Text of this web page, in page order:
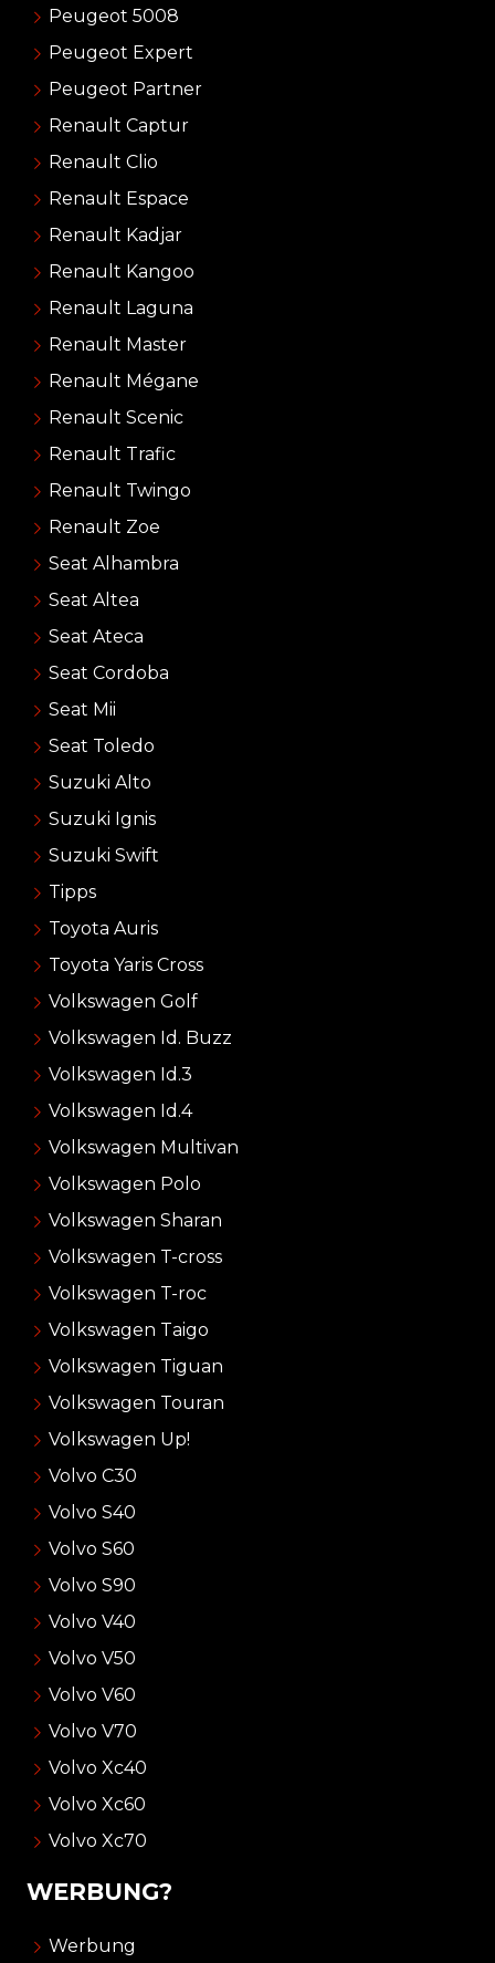
Peugeot 5008
Peugeot Expert
Peugeot Partner
Renault Captur
Renault Clio
Renault Espace
Renault Kadjar
Renault Kangoo
Renault Laguna
Renault Master
Renault Mégane
Renault Scenic
Renault Trafic
Renault Twingo
Renault Zoe
Seat Alhambra
Seat Altea
Seat Ateca
Seat Cordoba
Seat Mii
Seat Toledo
Suzuki Alto
Suzuki Ignis
Suzuki Swift
Tipps
Toyota Auris
Toyota Yaris Cross
Volkswagen Golf
Volkswagen Id. Buzz
Volkswagen Id.3
Volkswagen Id.4
Volkswagen Multivan
Volkswagen Polo
Volkswagen Sharan
Volkswagen T-cross
Volkswagen T-roc
Volkswagen Taigo
Volkswagen Tiguan
Volkswagen Touran
Volkswagen Up!
Volvo C30
Volvo S40
Volvo S60
Volvo S90
Volvo V40
Volvo V50
Volvo V60
Volvo V70
Volvo Xc40
Volvo Xc60
Volvo Xc70
WERBUNG?
Werbung